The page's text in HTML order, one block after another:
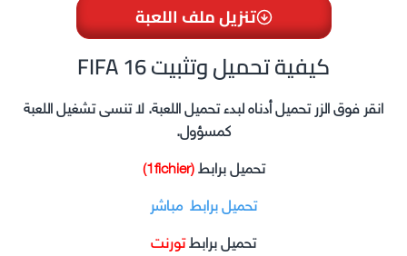
تنزيل ملف اللعبة
FIFA 16 كيفية تحميل وتثبيت
انقر فوق الزر تحميل أدناه لبدء تحميل اللعبة. لا تنسى تشغيل اللعبة
كمسؤول.
تحميل برابط(1fichier)
تحميل برابط مباشر
تحميل برابطتورنت